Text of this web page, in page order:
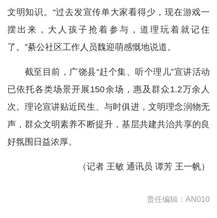
文明知识。“过去发宣传单大家看得少，现在游戏一
摆出来，大人孩子抢着参与，道理玩着就记住
了。”綦公社区工作人员魏迎萌感慨地说道。
截至目前，广饶县“赶个集、听个理儿”宣讲活动
已依托各类场景开展150余场，惠及群众1.2万余人
次。理论宣讲贴近民生、与时俱进，文明理念润物无
声，群众文明素养不断提升，基层共建共治共享的良
好氛围日益浓厚。
（记者 王敏 通讯员 谭芳 王一帆）
责任编辑：AN010